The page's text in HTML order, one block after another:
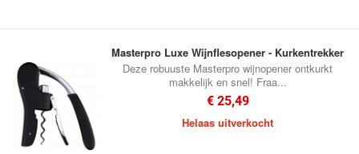
Masterpro Luxe Wijnflesopener - Kurkentrekker
Deze robuuste Masterpro wijnopener ontkurkt
makkelijk en snel! Fraa...
€ 25,49
Helaas uitverkocht